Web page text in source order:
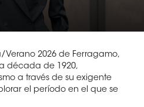
2026 de Ferragamo,
década de 1920,
a través de su exigente
el período en el que se